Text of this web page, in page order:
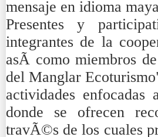
mensaje en idioma
Presentes y
integrantes de la
asÃ­ como miembros
del Manglar
actividades enfocadas
donde se ofrecen
travÃ©s de los cuales